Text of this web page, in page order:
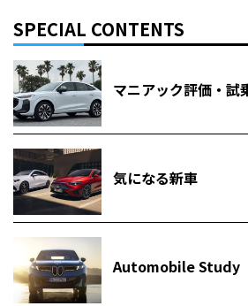
SPECIAL CONTENTS
マニアック評価・試
気になる新車
Automobile Study